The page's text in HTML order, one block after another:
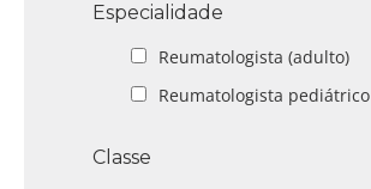
Especialidade
Reumatologista (adulto)
Reumatologista pediátrico
Classe